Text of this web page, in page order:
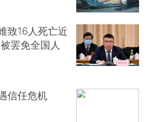
致16人死亡近
罢免全国人
信任危机